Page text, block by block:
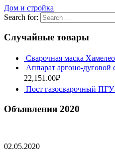
Дом и стройка
Search for:
Случайные товары
Сварочная маска
Аппарат аргоно-
22,151.00₽
Пост газосварочный
Объявления 2020
02.05.2020